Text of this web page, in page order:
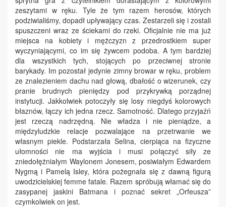
zeszytami w ręku. Tyle że tym razem herosów, których
podziwialiśmy, dopadł upływający czas. Zestarzeli się i zostali
spuszczeni wraz ze ściekami do rzeki. Oficjalnie nie ma już
miejsca na kobiety i mężczyzn z przedrostkiem super
wyczyniającymi, co im się żywcem podoba. A tym bardziej
dla wszystkich tych, stojących po przeciwnej stronie
barykady. Im pozostał jedynie zimny browar w ręku, problem
ze znalezieniem dachu nad głową, dbałość o wizerunek, czy
pranie brudnych pieniędzy pod przykrywką porządnej
instytucji. Jakkolwiek potoczyły się losy niegdyś kolorowych
błaznów, łączy ich jedna rzecz. Samotność. Dlatego przyjaźń
jest rzeczą nadrzędną. Nie władza i nie pieniądze, a
międzyludzkie relacje pozwalające na przetrwanie we
własnym piekle. Podstarzała Selina, cierpiąca na fizyczne
ułomności nie ma wyjścia i musi połączyć siły ze
zniedołężniałym Waylonem Jonesem, posiwiałym Edwardem
Nygmą i Pamelą Isley, która pożegnała się z dawną figurą
uwodzicielskiej femme fatale. Razem spróbują włamać się do
zasypanej jaskini Batmana i poznać sekret „Orfeusza”
czymkolwiek on jest.